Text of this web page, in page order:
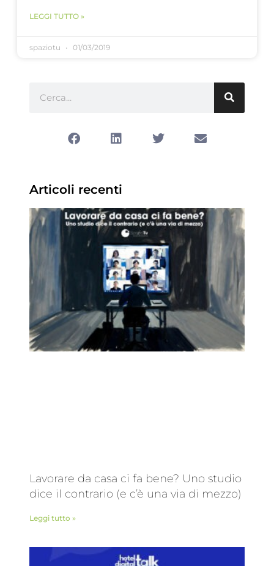
LEGGI TUTTO »
spaziotu 01/03/2019
Articoli recenti
Lavorare da casa ci fa bene? Uno studio
dice il contrario (e c’è una via di mezzo)
Leggi tutto »